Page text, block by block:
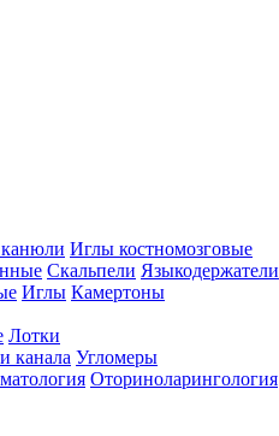
Иглы костномозговые
Скальпели Языкодержатели
Иглы Камертоны
Лотки
канала Угломеры
Оториноларингология